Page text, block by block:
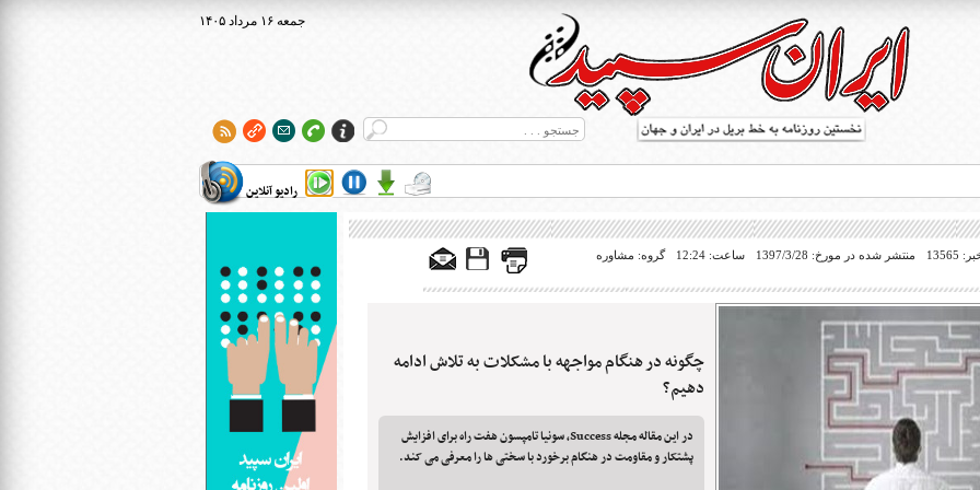
۱۴۰۵ جمعه ۱۶ مرداد
رادیو آنلاین
بریل در جهان
منتشر شده در مورخ: 1397/3/28 ساعت: 12:24 گروه: مشاوره
چگونه در هنگام مواجهه با مشکلات به تلاش ادامه
دهیم؟
در این مقاله مجله Success، سونیا تامپسون هفت راه برای افزایش
پشتکار و مقاومت در هنگام برخورد با سختی ها را معرفی می کند.